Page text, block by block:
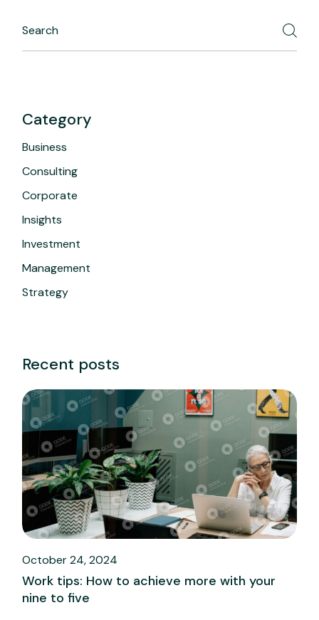
Category
Business
Consulting
Corporate
Insights
Investment
Management
Strategy
Recent posts
October 24, 2024
Work tips: How to achieve more with your
nine to five